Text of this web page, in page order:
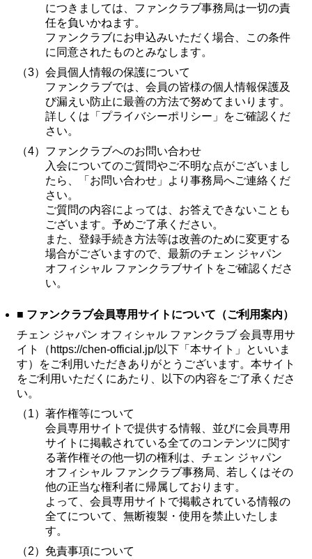
につきましては、ファンクラブ事務局は一切の責
任を負いかねます。
ファンクラブにお申込みいただく場合、この条件
に同意されたものとみなします。
（3） 会員個人情報の保護について
ファンクラブでは、会員の皆様の個人情報保護及
び漏えい防止に最善の方法で努めてまいります。
詳しくは「プライバシーポリシー」をご確認くだ
さい。
（4） ファンクラブへのお問い合わせ
入会についてのご質問やご不明な点がございまし
たら、「お問い合わせ」より事務局へご連絡くだ
さい。
ご質問の内容によっては、お答えできないことも
ございます。予めご了承ください。
また、登録手続き方法等は改善のために変更する
場合がございますので、最新のチェン ジャパン
オフィシャル ファンクラブサイトをご確認くださ
い。
■ ファンクラブ会員専用サイトについて（ご利用案内）
チェン ジャパン オフィシャル ファンクラブ 会員専用サ
イト（https://chen-official.jp/以下「本サイト」といいま
す）をご利用いただきありがとうございます。本サイト
をご利用いただくにあたり、以下の内容をご了承くださ
い。
（1） 著作権等について
会員専用サイトで提供する情報、並びに会員専用
サイトに掲載されている全てのコンテンツに関す
る著作権その他一切の権利は、チェン ジャパン
オフィシャル ファンクラブ事務局、若しくはその
他の正当な権利者に帰属しております。
よって、会員専用サイトで掲載されている情報の
全てについて、無断複製・使用を禁止いたしま
す。
（2） 免責事項について